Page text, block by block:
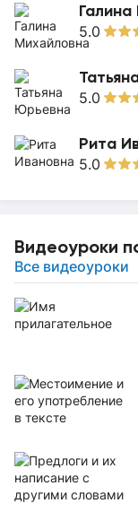
5.0
5.0
Рита
5.0
Видеоуроки
Все видеоуроки